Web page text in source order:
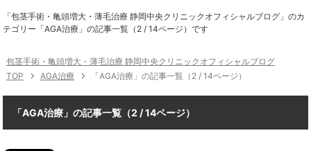
「包茎手術・亀頭増大・薄毛治療 静岡中央クリニックオフィシャルブログ」のカ
テゴリー「AGA治療」の記事一覧（2 / 14ページ）です
包茎手術・亀頭増大・薄毛治療 静岡中央クリニックオフィシャルブログ
TOP
AGA治療 「AGA治療」の記事一覧（2 / 14ページ）
「AGA治療」の記事一覧（2 / 14ページ）